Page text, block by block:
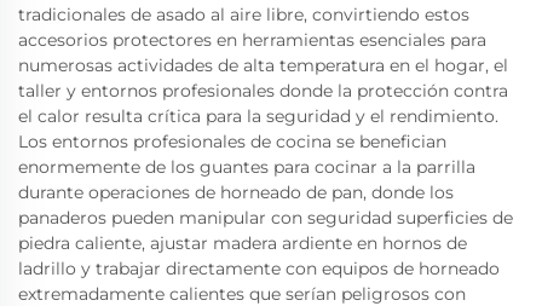
tradicionales de asado al aire libre, convirtiendo estos
accesorios protectores en herramientas esenciales para
numerosas actividades de alta temperatura en el hogar, el
taller y entornos profesionales donde la protección contra
el calor resulta crítica para la seguridad y el rendimiento.
Los entornos profesionales de cocina se benefician
enormemente de los guantes para cocinar a la parrilla
durante operaciones de horneado de pan, donde los
panaderos pueden manipular con seguridad superficies de
piedra caliente, ajustar madera ardiente en hornos de
ladrillo y trabajar directamente con equipos de horneado
extremadamente calientes que serían peligrosos con